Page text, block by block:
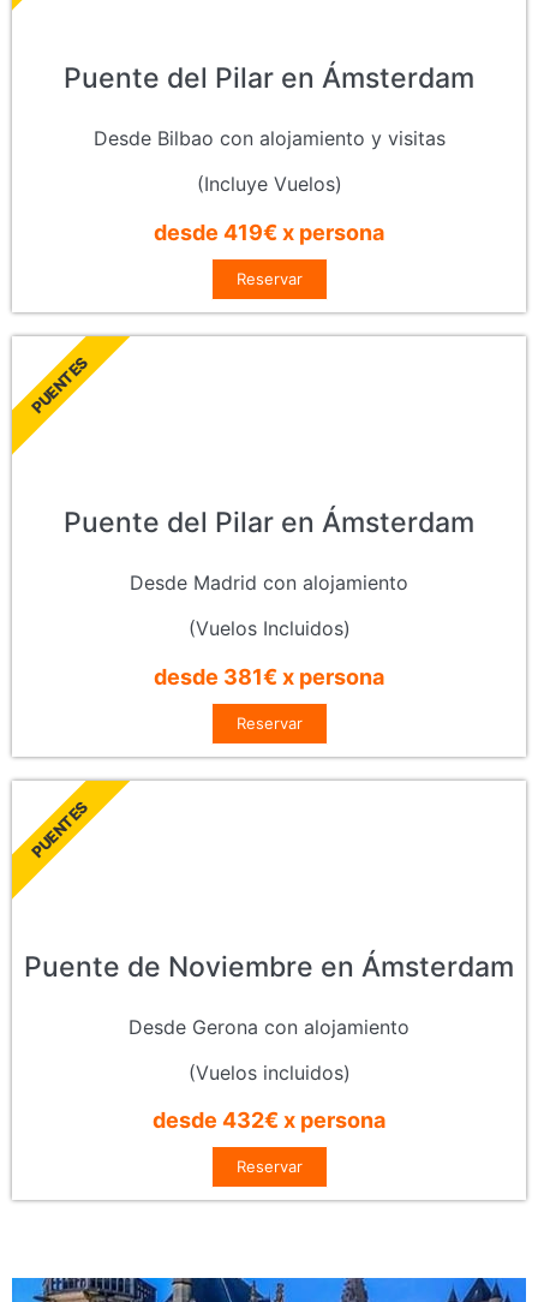
Puente del Pilar en Ámsterdam
Desde Bilbao con alojamiento y visitas
(Incluye Vuelos)
desde 419€ x persona
Reservar
Puente del Pilar en Ámsterdam
Desde Madrid con alojamiento
(Vuelos Incluidos)
desde 381€ x persona
Reservar
PUENTES
Puente de Noviembre en Ámsterdam
Desde Gerona con alojamiento
(Vuelos incluidos)
desde 432€ x persona
Reservar
PUENTES